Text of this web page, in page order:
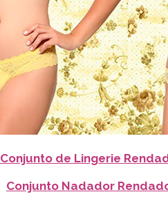
Conjunto de Lingerie
Conjunto Nadador